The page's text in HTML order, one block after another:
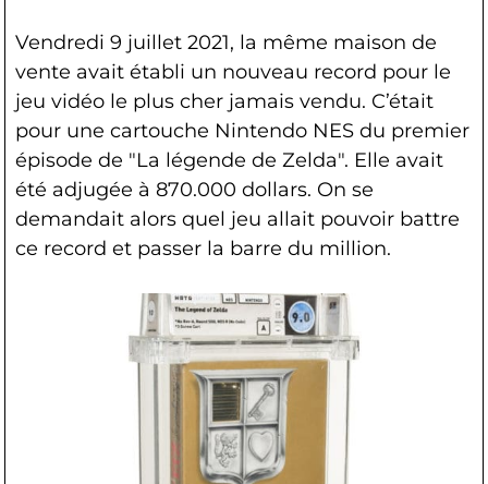
Vendredi 9 juillet 2021, la même maison de
vente avait établi un nouveau record pour le
jeu vidéo le plus cher jamais vendu. C’était
pour une cartouche Nintendo NES du premier
épisode de "La légende de Zelda". Elle avait
été adjugée à 870.000 dollars. On se
demandait alors quel jeu allait pouvoir battre
ce record et passer la barre du million.